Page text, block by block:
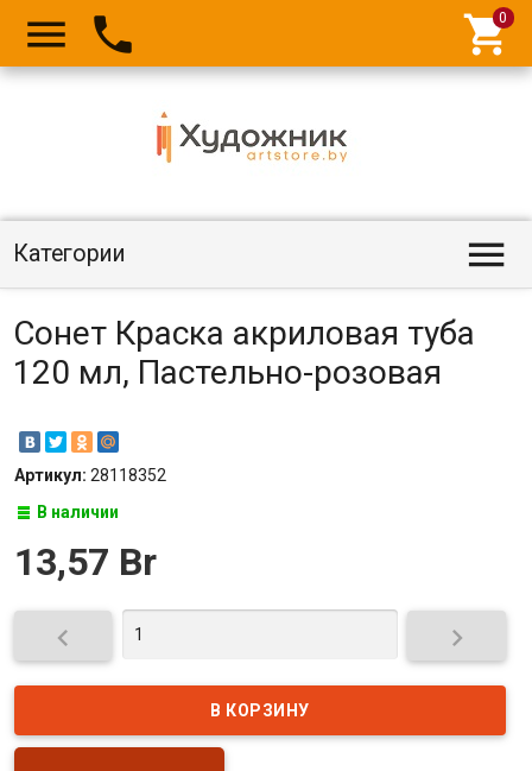
  
Категории 
Сонет Краска акриловая туба
120 мл, Пастельно-розовая
Артикул: 28118352
В наличии
13,57 Br
 